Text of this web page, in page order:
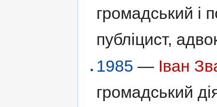
громадський і
публіцист,
1985 — Іван
громадський